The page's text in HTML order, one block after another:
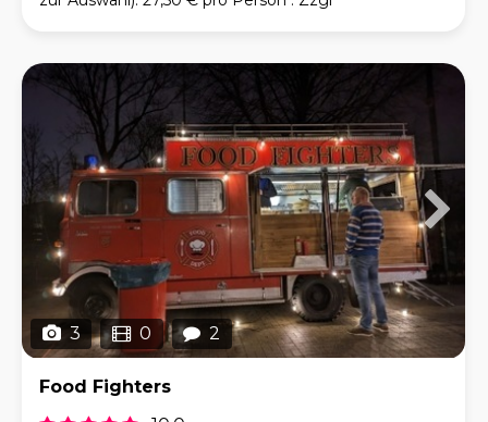
3 0 2
Food Fighters